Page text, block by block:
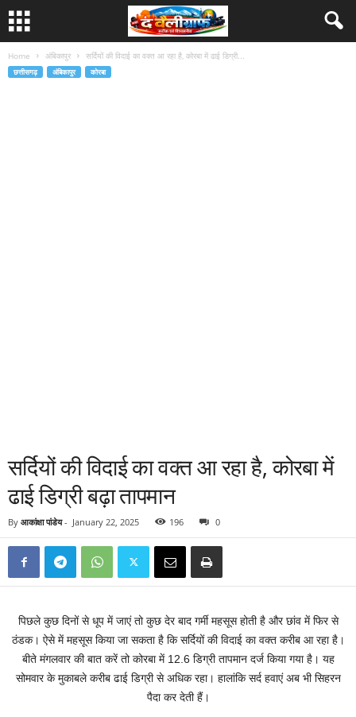
Home अंबिकापुर सर्दियों की विदाई का वक्त आ रहा है, कोरबा में ढाई डिग्री...
छत्तीसगढ़ अंबिकापुर कोरबा
सर्दियों की विदाई का वक्त आ रहा है, कोरबा में
ढाई डिग्री बढ़ा तापमान
By आकांक्षा पांडेय- January 22, 2025 196 0
पिछले कुछ दिनों से धूप में जाएं तो कुछ देर बाद गर्मी महसूस होती है और छांव में फिर से
ठंडक। ऐसे में महसूस किया जा सकता है कि सर्दियों की विदाई का वक्त करीब आ रहा है।
बीते मंगलवार की बात करें तो कोरबा में 12.6 डिग्री तापमान दर्ज किया गया है। यह
सोमवार के मुकाबले करीब ढाई डिग्री से अधिक रहा। हालांकि सर्द हवाएं अब भी सिहरन
पैदा कर देती हैं।